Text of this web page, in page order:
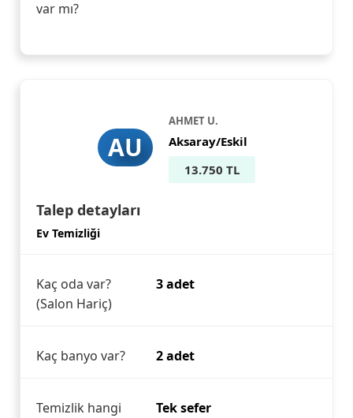
var mı?
AU
AHMET U.
Aksaray/Eskil
13.750 TL
Talep detayları
Ev Temizliği
Kaç oda var?
(Salon Hariç)
3 adet
Kaç banyo var? 2 adet
Temizlik hangi
Tek sefer